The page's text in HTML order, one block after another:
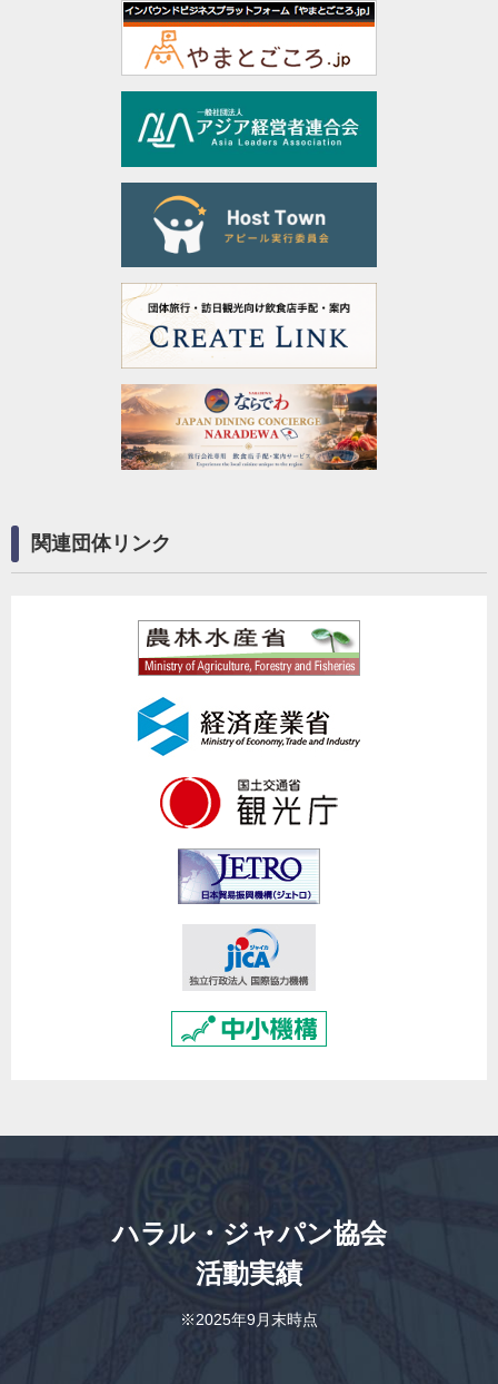
関連団体リンク
ハラル・ジャパン協会
活動実績
※2025年9月末時点